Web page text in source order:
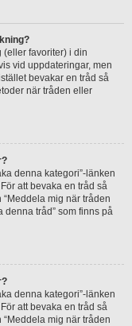
(eller favoriter) i din
vid uppdateringar, men
bevakar en tråd så
när tråden eller
denna kategori”-länken
att bevaka en tråd så
mig när tråden
denna tråd” som finns på
denna kategori”-länken
att bevaka en tråd så
mig när tråden